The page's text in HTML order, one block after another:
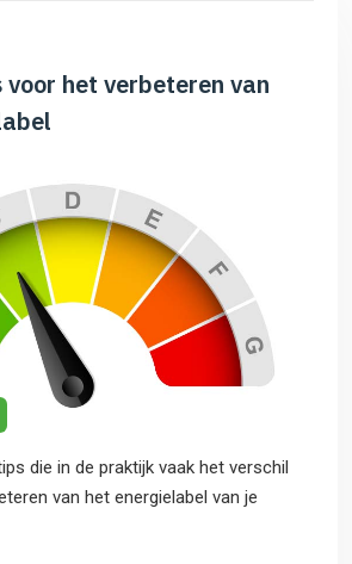
het verbeteren van
die in de praktijk vaak het verschil
van het energielabel van je